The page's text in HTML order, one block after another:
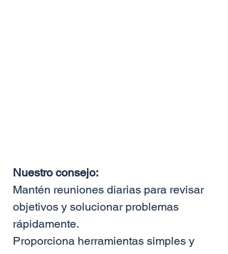
Nuestro consejo:
Mantén reuniones diarias para revisar
objetivos y solucionar problemas
rápidamente.
Proporciona herramientas simples y